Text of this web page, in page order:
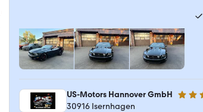
US-Motors Hannover GmbH 4.8
30916 Isernhagen